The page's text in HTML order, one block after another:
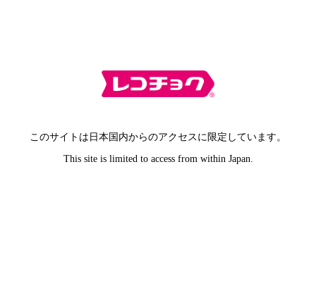
このサイトは日本国内からのアクセスに限定しています。
This site is limited to access from within Japan.